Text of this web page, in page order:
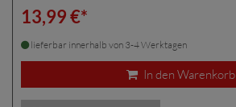
13,99 €*
lieferbar innerhalb von 3-4 Werktagen
In den Warenkorb